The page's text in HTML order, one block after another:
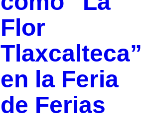
Flor
Tlaxcalteca”
en la Feria
de Ferias